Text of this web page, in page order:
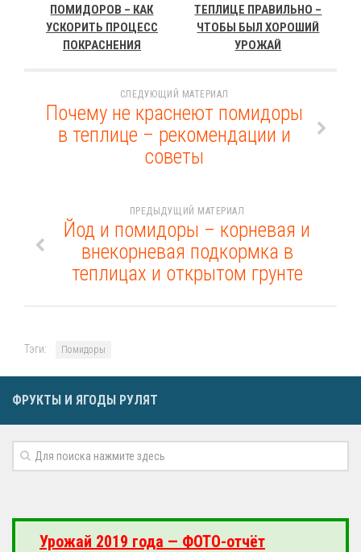
ПОМИДОРОВ – КАК
УСКОРИТЬ ПРОЦЕСС
ПОКРАСНЕНИЯ
ТЕПЛИЦЕ ПРАВИЛЬНО –
ЧТОБЫ БЫЛ ХОРОШИЙ
УРОЖАЙ
СЛЕДУЮЩИЙ МАТЕРИАЛ
Почему не краснеют помидоры
в теплице – рекомендации и
советы
ПРЕДЫДУЩИЙ МАТЕРИАЛ
Йод и помидоры – корневая и
внекорневая подкормка в
теплицах и открытом грунте
Тэги: Помидоры
ФРУКТЫ И ЯГОДЫ РУЛЯТ
Урожай 2019 года — ФОТО-отчёт